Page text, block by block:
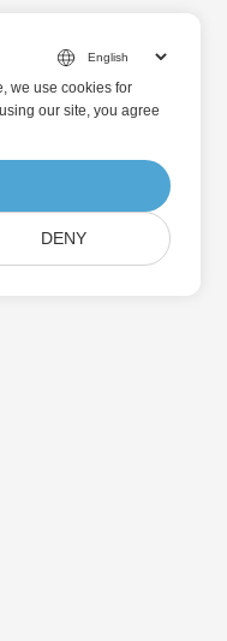
we use cookies for
our site, you agree
DENY